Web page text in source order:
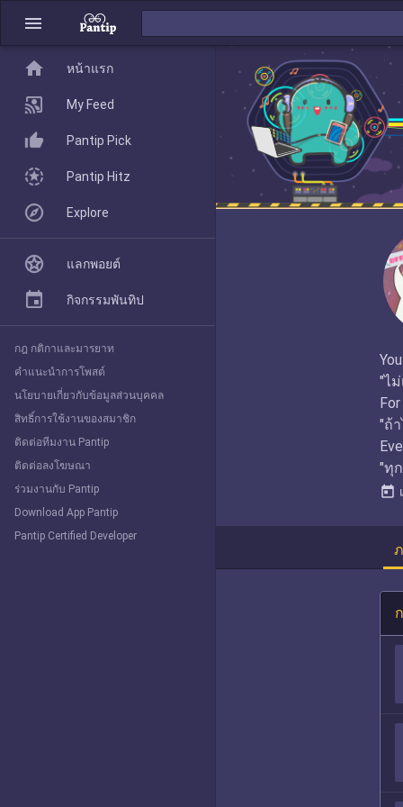
menu
"ไ
"ถ้
"ทุ
today
home
Pantip Pick
Explore
home หน้าแรก
My Feed
Pantip Pick
Pantip Hitz
Explore
แลกพอยต์
กิจกรรมพันทิป
กฎ กติกาและมารยาท
คำแนะนำการโพสต์
นโยบายเกี่ยวกับข้อมูลส่วนบุคคล
สิทธิ์การใช้งานของสมาชิก
ติดต่อทีมงาน Pantip
ติดต่อลงโฆษณา
ร่วมงานกับ Pantip
Download App Pantip
Pantip Certified Developer